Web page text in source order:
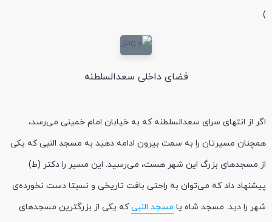
)
فضای داخلی سعدالسلطنه
اگر از انتهای سرای سعدالسلطنه که به خیابان امام خمینی می‌رسد،
همچنان مسیرتان را به سمت بیرون ادامه دهید به مسجد النبی که یکی
از مسجدهای بزرگ این شهر هست، می‌رسید. این مسیر را دکتر (ط)
پیشنهاد داد که می‌توان به راحتی بافت تاریخی و نسبتا دست نخورده‌ی
شهر را دید. مسجد شاه یا مسجد النبیکه یکی از بزرگترین مسجدهای